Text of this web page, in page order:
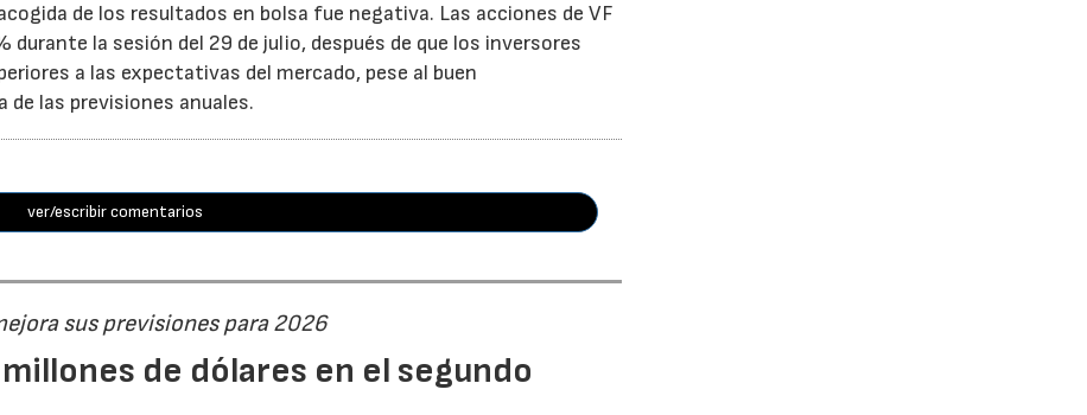
de los resultados en bolsa fue negativa. Las acciones de VF
la sesión del 29 de julio, después de que los inversores
a las expectativas del mercado, pese al buen
las previsiones anuales.
ver/escribir comentarios
sus previsiones para 2026
de dólares en el segundo